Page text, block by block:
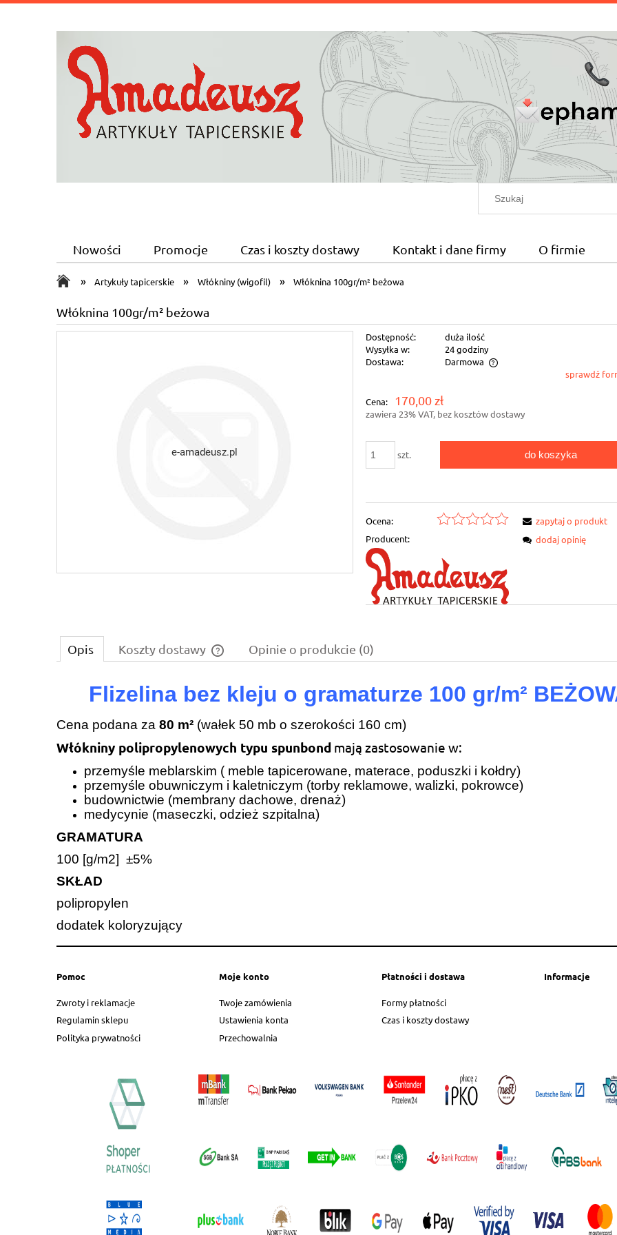
Nowości Promocje Czas i koszty dostawy Kontakt i dane firmy O firmie
» Artykuły tapicerskie » Włókniny (wigofil) » Włóknina 100gr/m² beżowa
Włóknina 100gr/m² beżowa
Dostępność:
duża ilość
Wysyłka w:
24 godziny
Dostawa:
Darmowa
sprawdź
Cena: 170,00 zł
zawiera 23% VAT, bez kosztów dostawy
szt. do koszyka
Ocena:
Producent:
zapytaj o produkt
dodaj opinię
Opis Koszty dostawy
Cena nie zawiera ewentualnych kosztów
płatności
Opinie o produkcie (0)
Flizelina bez kleju o gramaturze 100 gr/m²
Cena podana za 80 m² (wałek 50 mb o szerokości 160 cm)
Włókniny polipropylenowych typu spunbond mają zastosowanie w:
przemyśle meblarskim ( meble tapicerowane, materace, poduszki i kołdry)
przemyśle obuwniczym i kaletniczym (torby reklamowe, walizki, pokrowce)
budownictwie (membrany dachowe, drenaż)
medycynie (maseczki, odzież szpitalna)
GRAMATURA
100 [g/m2] ±5%
SKŁAD
polipropylen
dodatek koloryzujący
Pomoc
Zwroty i reklamacje
Regulamin sklepu
Polityka prywatności
Moje konto
Twoje zamówienia
Ustawienia konta
Przechowalnia
Płatności i dostawa
Formy płatności
Czas i koszty dostawy
Informacje